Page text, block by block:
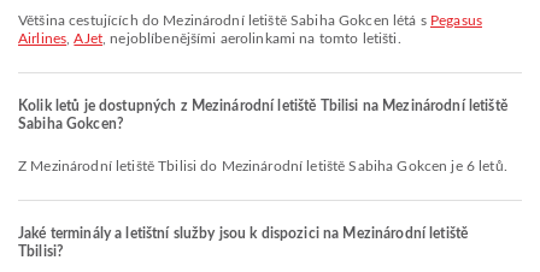
Většina cestujících do Mezinárodní letiště Sabiha Gokcen létá s Pegasus
Airlines ,AJet, nejoblíbenějšími aerolinkami na tomto letišti.
Kolik letů je dostupných z Mezinárodní letiště Tbilisi na Mezinárodní letiště
Sabiha Gokcen?
Z Mezinárodní letiště Tbilisi do Mezinárodní letiště Sabiha Gokcen je 6 letů.
Jaké terminály a letištní služby jsou k dispozici na Mezinárodní letiště
Tbilisi?